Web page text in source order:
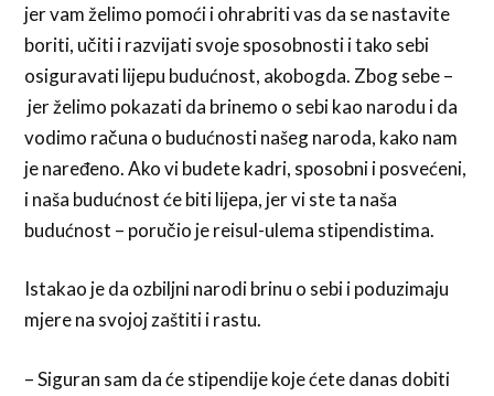
jer vam želimo pomoći i ohrabriti vas da se nastavite
boriti, učiti i razvijati svoje sposobnosti i tako sebi
osiguravati lijepu budućnost, akobogda. Zbog sebe –
jer želimo pokazati da brinemo o sebi kao narodu i da
vodimo računa o budućnosti našeg naroda, kako nam
je naređeno. Ako vi budete kadri, sposobni i posvećeni,
i naša budućnost će biti lijepa, jer vi ste ta naša
budućnost – poručio je reisul-ulema stipendistima.
Istakao je da ozbiljni narodi brinu o sebi i poduzimaju
mjere na svojoj zaštiti i rastu.
– Siguran sam da će stipendije koje ćete danas dobiti